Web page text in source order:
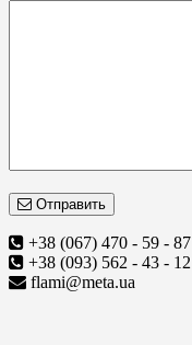
Отправить
+38 (067) 470 - 59 - 87
+38 (093) 562 - 43 - 12
flami@meta.ua